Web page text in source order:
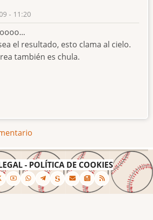
- 11:20
el resultado, esto clama al cielo.
también es chula.
- POLÍTICA DE COOKIES